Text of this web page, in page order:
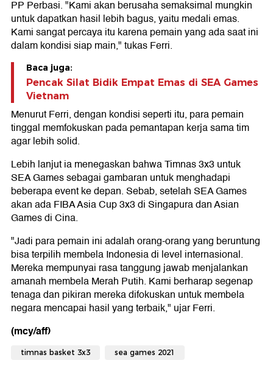
PP Perbasi. "Kami akan berusaha semaksimal mungkin
untuk dapatkan hasil lebih bagus, yaitu medali emas.
Kami sangat percaya itu karena pemain yang ada saat ini
dalam kondisi siap main," tukas Ferri.
Baca juga:
Pencak Silat Bidik Empat Emas di SEA Games
Vietnam
Menurut Ferri, dengan kondisi seperti itu, para pemain
tinggal memfokuskan pada pemantapan kerja sama tim
agar lebih solid.
Lebih lanjut ia menegaskan bahwa Timnas 3x3 untuk
SEA Games sebagai gambaran untuk menghadapi
beberapa event ke depan. Sebab, setelah SEA Games
akan ada FIBA Asia Cup 3x3 di Singapura dan Asian
Games di Cina.
"Jadi para pemain ini adalah orang-orang yang beruntung
bisa terpilih membela Indonesia di level internasional.
Mereka mempunyai rasa tanggung jawab menjalankan
amanah membela Merah Putih. Kami berharap segenap
tenaga dan pikiran mereka difokuskan untuk membela
negara mencapai hasil yang terbaik," ujar Ferri.
(mcy/aff)
timnas basket 3x3 sea games 2021